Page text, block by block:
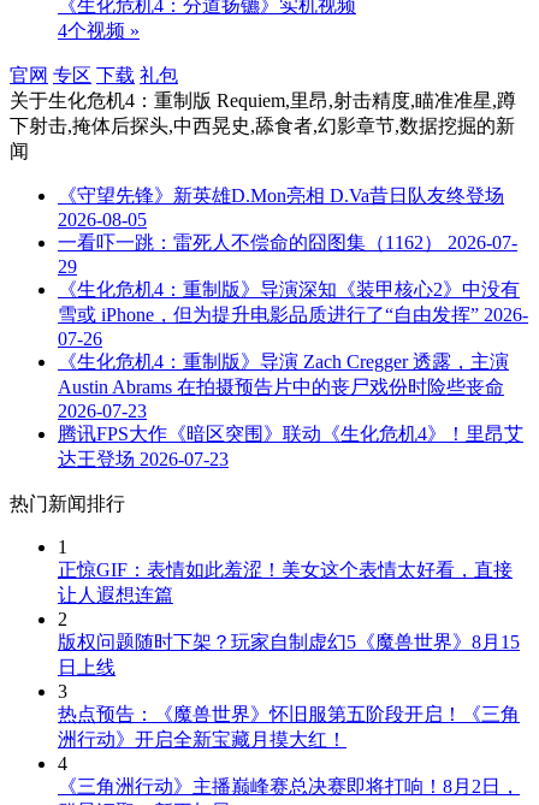
《生化危机4：分道扬镳》实机视频
4个视频 »
官网 专区 下载 礼包
关于生化危机4：重制版 Requiem,里昂,射击精度,瞄准准星,蹲
下射击,掩体后探头,中西晃史,舔食者,幻影章节,数据挖掘的新
闻
《守望先锋》新英雄D.Mon亮相 D.Va昔日队友终登场
2026-08-05
一看吓一跳：雷死人不偿命的囧图集（1162）
2026-07-
29
《生化危机4：重制版》导演深知《装甲核心2》中没有
雪或 iPhone，但为提升电影品质进行了“自由发挥” 2026-
07-26
《生化危机4：重制版》导演 Zach Cregger 透露，主演
Austin Abrams 在拍摄预告片中的丧尸戏份时险些丧命
2026-07-23
腾讯FPS大作《暗区突围》联动《生化危机4》！里昂艾
达王登场 2026-07-23
热门新闻排行
1
正惊GIF：表情如此羞涩！美女这个表情太好看，直接
让人遐想连篇
2
版权问题随时下架？玩家自制虚幻5《魔兽世界》8月15
日上线
3
热点预告：《魔兽世界》怀旧服第五阶段开启！《三角
洲行动》开启全新宝藏月摸大红！
4
《三角洲行动》主播巅峰赛总决赛即将打响！8月2日，